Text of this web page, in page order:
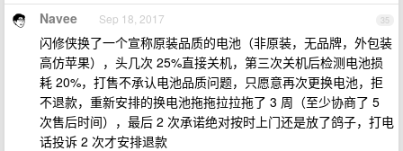
35
Navee Sep 18, 2017
闪修侠换了一个宣称原装品质的电池（非原装，无品牌，外包装
高仿苹果），头几次 25%直接关机，第三次关机后检测电池损
耗 20%，打售不承认电池品质问题，只愿意再次更换电池，拒
不退款，重新安排的换电池拖拖拉拉拖了 3 周（至少协商了 5
次售后时间），最后 2 次承诺绝对按时上门还是放了鸽子，打电
话投诉 2 次才安排退款